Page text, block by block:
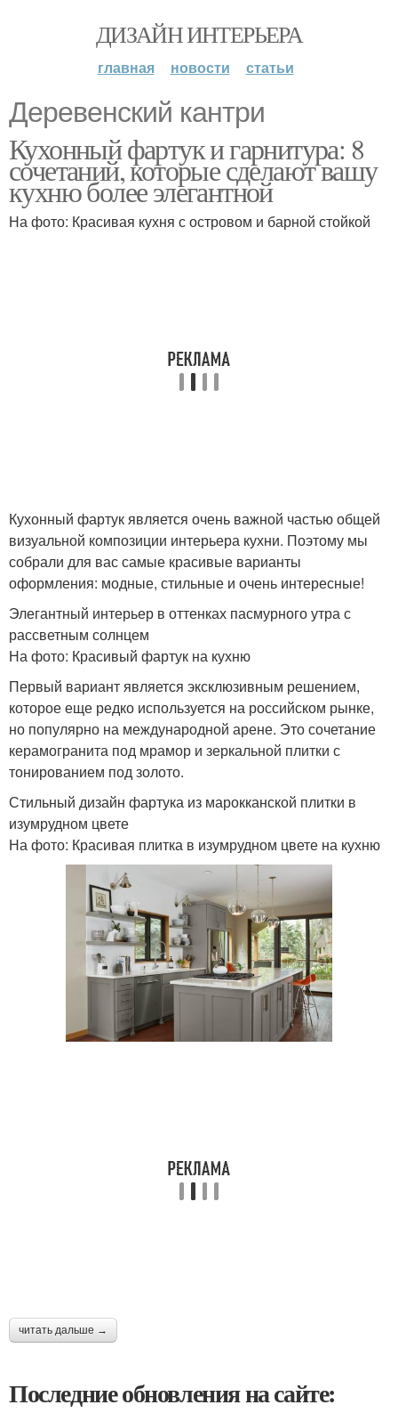
ДИЗАЙН ИНТЕРЬЕРА
главная новости статьи
Деревенский кантри
Кухонный фартук и гарнитура: 8
сочетаний, которые сделают вашу
кухню более элегантной
На фото: Красивая кухня с островом и барной стойкой
Кухонный фартук является очень важной частью общей
визуальной композиции интерьера кухни. Поэтому мы
собрали для вас самые красивые варианты
оформления: модные, стильные и очень интересные!
Элегантный интерьер в оттенках пасмурного утра с
рассветным солнцем
На фото: Красивый фартук на кухню
Первый вариант является эксклюзивным решением,
которое еще редко используется на российском рынке,
но популярно на международной арене. Это сочетание
керамогранита под мрамор и зеркальной плитки с
тонированием под золото.
Стильный дизайн фартука из марокканской плитки в
изумрудном цвете
На фото: Красивая плитка в изумрудном цвете на кухню
читать дальше →
Последние обновления на сайте: